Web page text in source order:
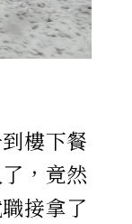
樓下餐
，竟然
接拿了